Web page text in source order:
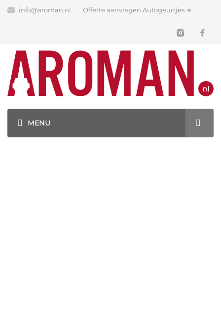
info@aroman.nl Offerte aanvragen Autogeurtjes
Kentekenplaat
houders